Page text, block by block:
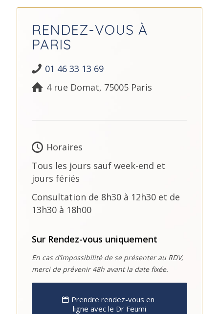
RENDEZ-VOUS À
PARIS
01 46 33 13 69
4 rue Domat, 75005 Paris
Horaires
Tous les jours sauf week-end et
jours fériés
Consultation de 8h30 à 12h30 et de
13h30 à 18h00
Sur Rendez-vous uniquement
En cas d’impossibilité de se présenter au RDV,
merci de prévenir 48h avant la date fixée.
Prendre rendez-vous en
ligne avec le Dr Feumi